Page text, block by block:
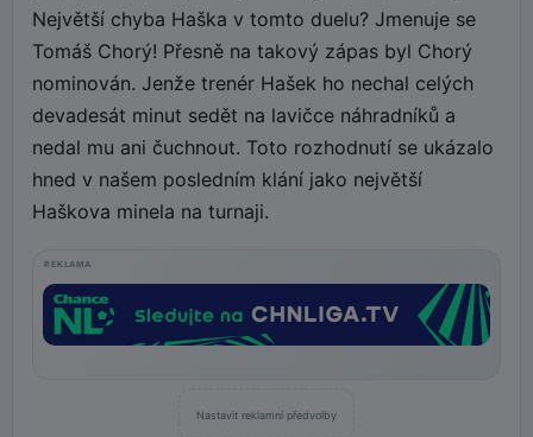
Největší chyba Haška v tomto duelu? Jmenuje se
Tomáš Chorý! Přesně na takový zápas byl Chorý
nominován. Jenže trenér Hašek ho nechal celých
devadesát minut sedět na lavičce náhradníků a
nedal mu ani čuchnout. Toto rozhodnutí se ukázalo
hned v našem posledním klání jako největší
Haškova minela na turnaji.
REKLAMA
Nastavit reklamní předvolby